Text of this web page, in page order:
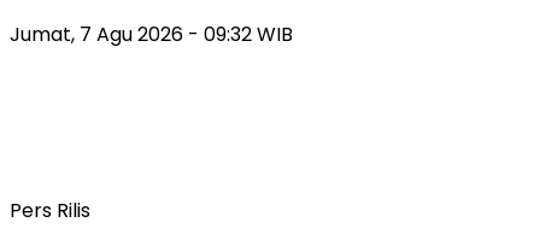
Jumat, 7 Agu 2026 - 09:32 WIB
Pers Rilis